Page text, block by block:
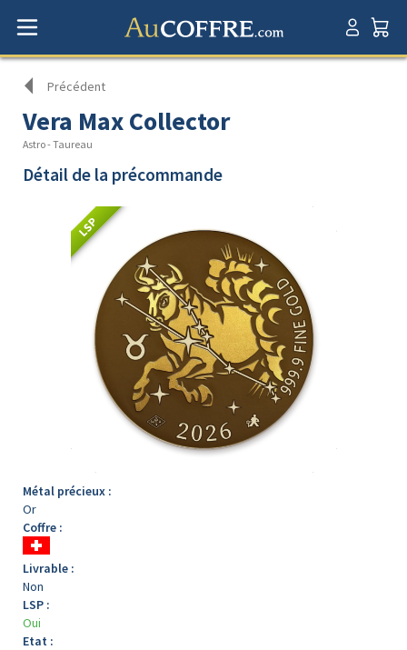
Précédent
Vera Max Collector
Astro - Taureau
Détail de la précommande
LSP
Métal précieux :
Or
Coffre :
Livrable :
Non
LSP :
Oui
Etat :